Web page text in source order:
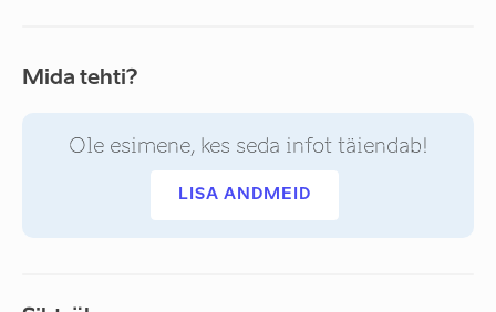
Mida tehti?
Ole esimene, kes seda infot täiendab!
LISA ANDMEID